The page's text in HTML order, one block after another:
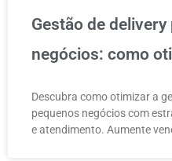
Gestão de
negócios: como
Descubra como otimizar a
pequenos negócios com
e atendimento. Aumente